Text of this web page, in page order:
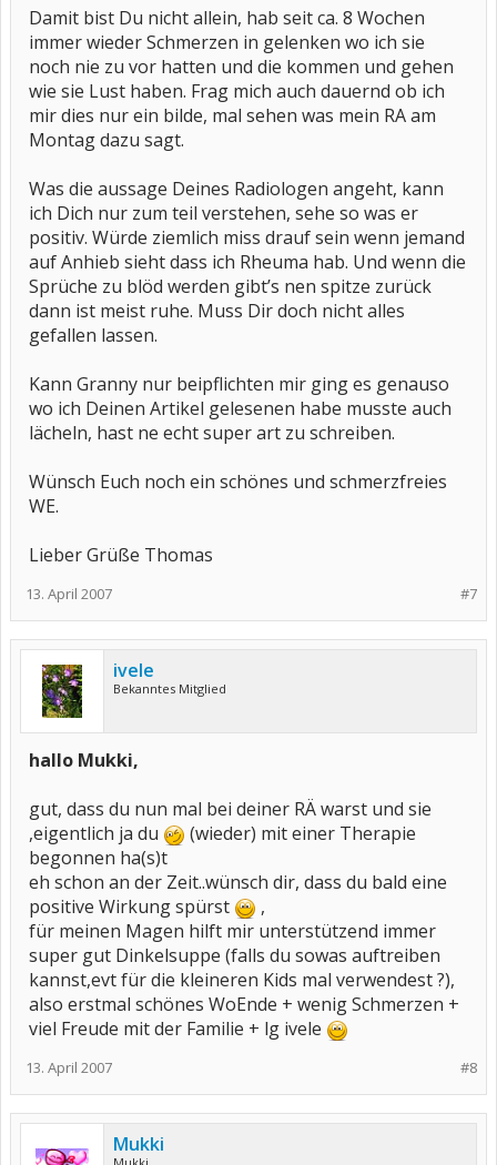
Damit bist Du nicht allein, hab seit ca. 8 Wochen
immer wieder Schmerzen in gelenken wo ich sie
noch nie zu vor hatten und die kommen und gehen
wie sie Lust haben. Frag mich auch dauernd ob ich
mir dies nur ein bilde, mal sehen was mein RA am
Montag dazu sagt.
Was die aussage Deines Radiologen angeht, kann
ich Dich nur zum teil verstehen, sehe so was er
positiv. Würde ziemlich miss drauf sein wenn jemand
auf Anhieb sieht dass ich Rheuma hab. Und wenn die
Sprüche zu blöd werden gibt’s nen spitze zurück
dann ist meist ruhe. Muss Dir doch nicht alles
gefallen lassen.
Kann Granny nur beipflichten mir ging es genauso
wo ich Deinen Artikel gelesenen habe musste auch
lächeln, hast ne echt super art zu schreiben.
Wünsch Euch noch ein schönes und schmerzfreies
WE.
Lieber Grüße Thomas
#7
13. April 2007
ivele
Bekanntes Mitglied
hallo Mukki,
gut, dass du nun mal bei deiner RÄ warst und sie
,eigentlich ja du
(wieder) mit einer Therapie
begonnen ha(s)t
eh schon an der Zeit..wünsch dir, dass du bald eine
positive Wirkung spürst
,
für meinen Magen hilft mir unterstützend immer
super gut Dinkelsuppe (falls du sowas auftreiben
kannst,evt für die kleineren Kids mal verwendest ?),
also erstmal schönes WoEnde + wenig Schmerzen +
viel Freude mit der Familie + lg ivele
#8
13. April 2007
Mukki